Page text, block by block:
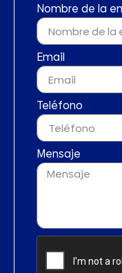
Nombre de la
Email
Teléfono
Mensaje